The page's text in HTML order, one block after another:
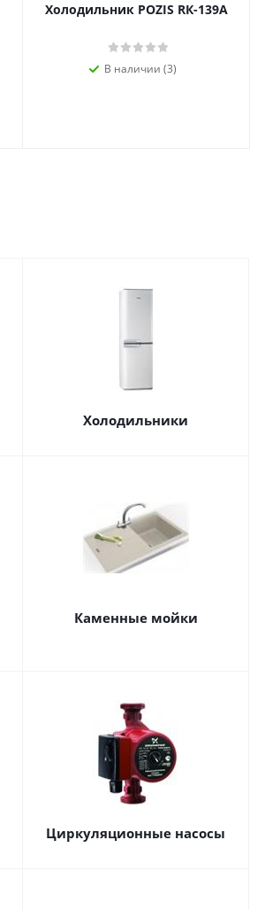
Холодильник POZIS RК-139А
В наличии (3)
Холодильники
Каменные мойки
Циркуляционные насосы